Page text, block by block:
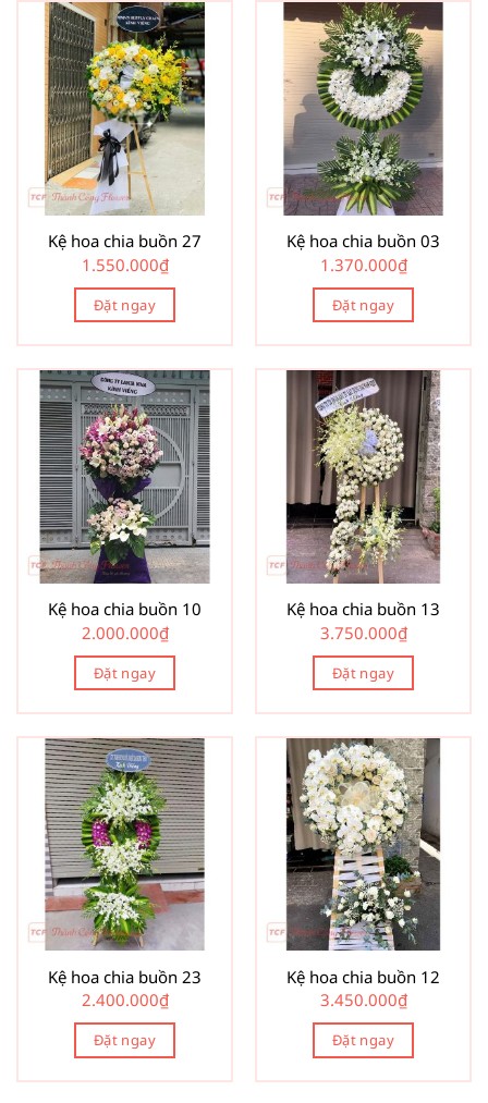
Kệ hoa chia buồn 27
1.550.000₫
Đặt ngay
Kệ hoa chia buồn 03
1.370.000₫
Đặt ngay
Kệ hoa chia buồn 10
2.000.000₫
Đặt ngay
Kệ hoa chia buồn 13
3.750.000₫
Đặt ngay
Kệ hoa chia buồn 23
2.400.000₫
Đặt ngay
Kệ hoa chia buồn 12
3.450.000₫
Đặt ngay